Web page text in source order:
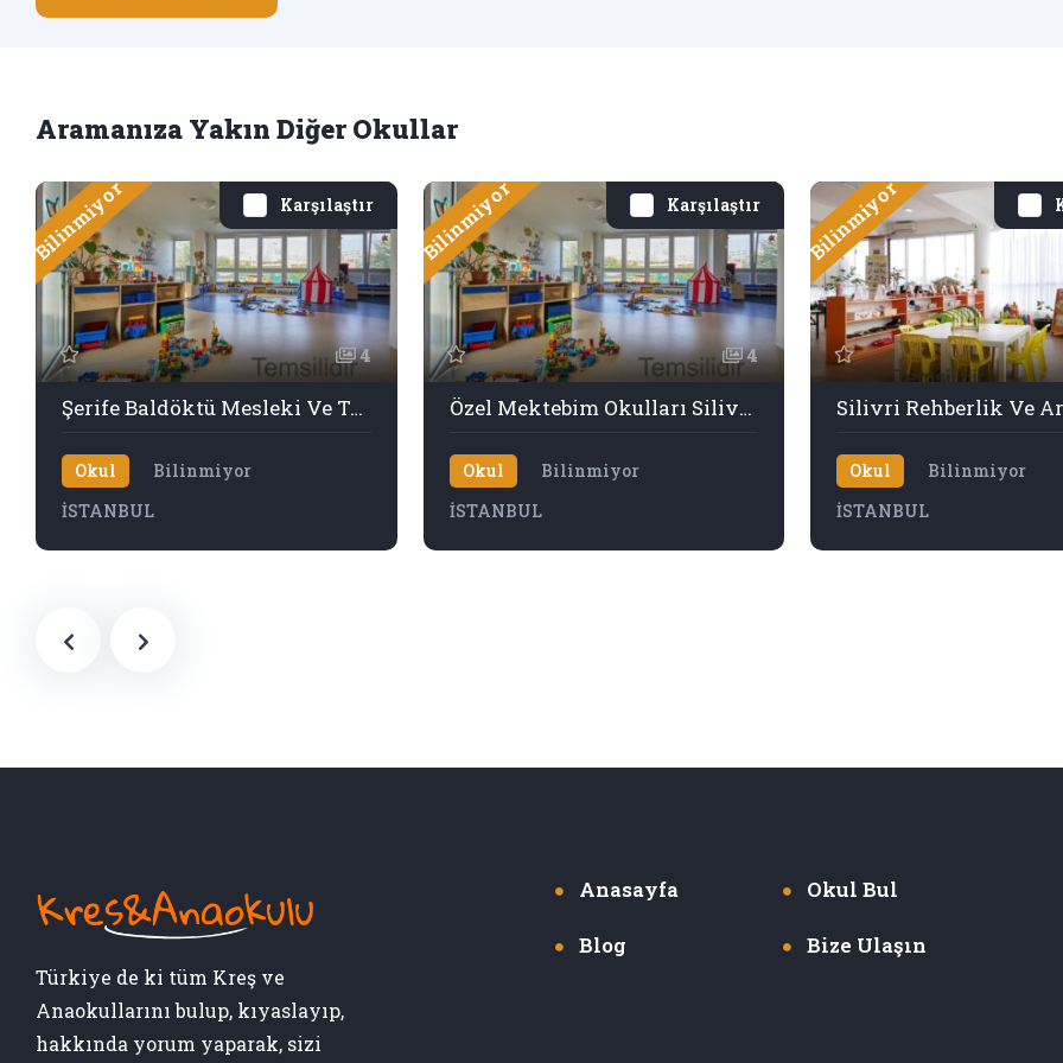
Aramanıza Yakın Diğer Okullar
Karşılaştır
Bilinmiyor
4
Şerife Baldöktü Mesleki Ve Teknik Anadolu Lisesi
Okul
Bilinmiyor
İSTANBUL
Karşılaştır
Bilinmiyor
4
Özel Mektebim Okulları Silivri Anadolu Sağlık Meslek Lisesi
Okul
Bilinmiyor
İSTANBUL
Bilinmiyor
Okul
Bilinmiyor
İSTANBUL
Türkiye de ki tüm Kreş ve
Anaokullarını bulup, kıyaslayıp,
hakkında yorum yaparak, sizi
Anasayfa Okul Bul
Blog Bize Ulaşın